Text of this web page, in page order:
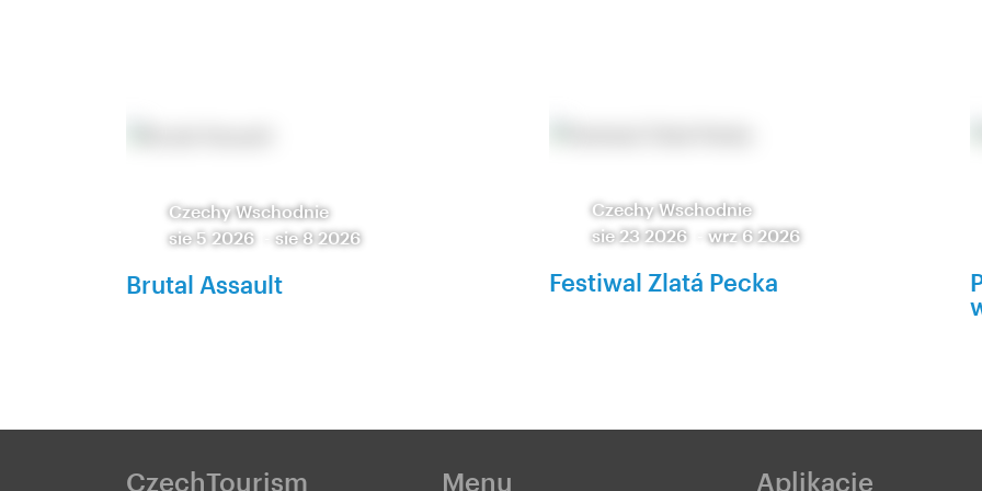
Czechy Wschodnie
sie 5 2026
-sie 8 2026
Brutal Assault
Czechy Wschodnie
sie 23 2026
-wrz 6 2026
Festiwal Zlatá Pecka
CzechTourism Menu Aplikacje